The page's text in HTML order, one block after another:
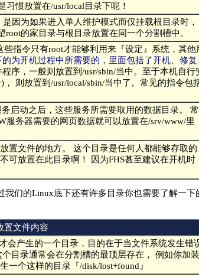
惯放置在/usr/local目录下呢！
因为如果进入单人维护模式而仅挂载根目录时
的家目录与根目录放置在同一个分割槽中。
指令只有root才能够利用来『设定』系统，其他
的为开机过程中所需要的，里面包括了开机、修复
序，一般则放置到/usr/sbin/当中。至于本机自行
则放置到/usr/local/sbin/当中了。常见的指令包
启动之后，这些服务所需要取用的数据目录。
服务器需要的网页数据就可以放置在/srv/www/里
置文件的地方。 这个目录是任何人都能够存取的
可放置在此目录啊！ 因为FHS甚至建议在开机时
们的Linux底下还有许多目录你也需要了解一下
置文件内容
会产生的一个目录，目的在于当文件系统发生错
目录通常会在分割槽的最顶层存在， 例如你加
一个这样的目录『/disk/lost+found』